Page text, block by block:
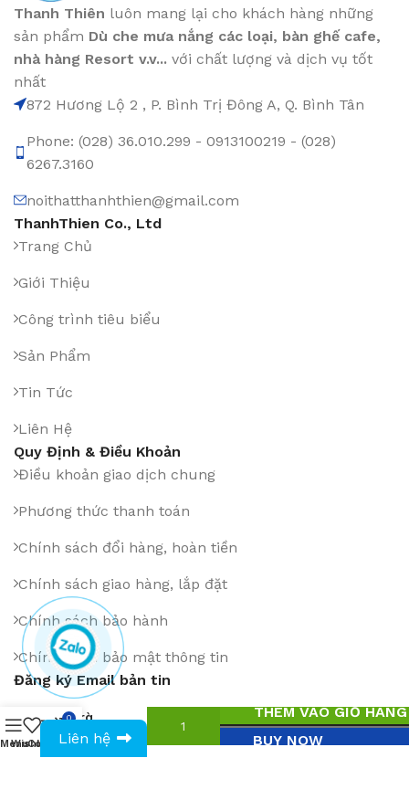
Thanh Thiên luôn mang lại cho khách hàng những
sản phẩm Dù che mưa nắng các loại, bàn ghế cafe,
nhà hàng Resort v.v... với chất lượng và dịch vụ tốt
nhất
872 Hương Lộ 2 , P. Bình Trị Đông A, Q. Bình Tân
Phone: (028) 36.010.299 - 0913100219 - (028)
6267.3160
noithatthanhthien@gmail.com
ThanhThien Co., Ltd
Trang Chủ
Giới Thiệu
Công trình tiêu biểu
Sản Phẩm
Tin Tức
Liên Hệ
Quy Định & Điều Khoản
Điều khoản giao dịch chung
Phương thức thanh toán
Chính sách đổi hàng, hoàn tiền
Chính sách giao hàng, lắp đặt
Chính sách bảo hành
Chính sách bảo mật thông tin
Đăng ký Email bản tin
Cài App trên:
Bàn
trà
BCF
THÊM VÀO GIỎ HÀNG
BUY NOW
Menu
WishlistCompare
0
Cart
Liên hệ
0943594386